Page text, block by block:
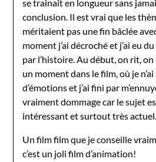
se trainait en longueur sans
conclusion. Il est vrai que les
méritaient pas une fin bâclée
moment j’ai décroché et j’ai eu
par l’histoire. Au début, on rit, on
un moment dans le film, où je
d’émotions et j’ai fini par
vraiment dommage car le sujet
intéressant et surtout très actuel.
Un film film que je conseille
c’est un joli film d’animation!